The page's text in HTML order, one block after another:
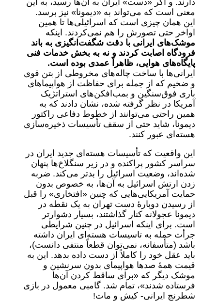
دارند. و اگر «دست» ایران به آن‌ها رسید، به این
معنی است که می‌تواند به «دیمونا» نیز برسد.
این همان چیزی است که اسرائیلی‌ها تا همین
اواخر حتی تصورش را هم نمی‌کردند. اینکه
موشک‌های ایرانی با دقت شگفت‌انگیزی به باند
فرودگاه اصابت کردند و نه به بخش خدمات فنی
پایگاه‌های هوایی، ظاهراً عمدی بوده است.
ایرانی‌ها با ساخت چاله‌های مخروطی از بتن قوی
و ضخیم که از جمله برای حفاظت از هواپیماهای
باری فوق‌سنگین و بمب‌افکن‌های استراتژیک
آمریکا در نظر گرفته شده، نشان دادند که به
همین راحتی می‌توانند از خطوط دفاعی راکتور
دیمونا، شاید حتی از سقف تأسیسات ذخیره‌سازی
هسته‌ای عبور کنند.
این واقعیت که تأسیسات هسته‌ای جدید ایران در
سراسر کشور پراکنده و در زیر سنگلاخ‌ها پنهان
شده‌اند، وضعیت اسرائیل را بدتر می‌کند. ضربه
زدن ارتش اسرائیل به آن‌ها، به خصوص بدون
حمایت آمریکایی‌هایی که چنین «افتخاری» را قبل
از رسیدن دوبارۀ دست تهران به یک نقطه در
دیمونا عجولانه کنار گذاشتند، بسیار دشوارتر
است. برای اینکه اسرائیل در چنین شرایطی
جرأت حمله به تاسیسات هسته‌ای ایران داشته
باشد (متأسفانه، نمی‌توان قطعاً منتفی دانست)،
باید عقل خود را کاملاً از دست داده بدهد. این به
قیمت همۀ صدها هواپیمای بدون سرنشین و
موشک دیگر که «برای ساقط کردن آن‌ها
فرستاده شدند»، تمام شد. گامبی معمول در بازی
شطرنج ایرانی- کیش و مات!